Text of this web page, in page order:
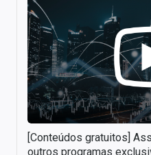
[Conteúdos gratuitos]
outros programas